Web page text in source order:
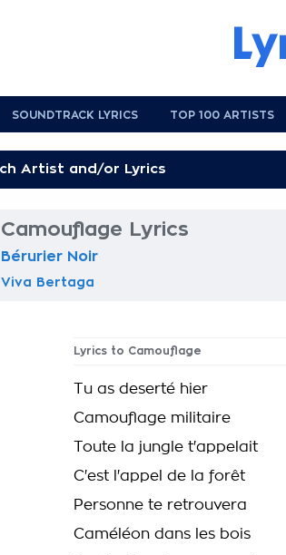
SOUNDTRACK LYRICS TOP 100 ARTISTS
Camouflage Lyrics
Bérurier Noir
Viva Bertaga
Lyrics to Camouflage
Tu as deserté hier
Camouflage militaire
Toute la jungle t'appelait
C'est l'appel de la forêt
Personne te retrouvera
Caméléon dans les bois